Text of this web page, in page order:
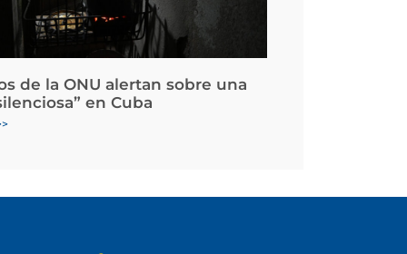
de la ONU alertan sobre una
en Cuba